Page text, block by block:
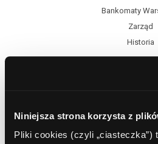
Niniejsza strona korzysta z
Pliki cookies (czyli „ciasteczka”)
Bankomaty
Zarząd
Historia
Lokaty